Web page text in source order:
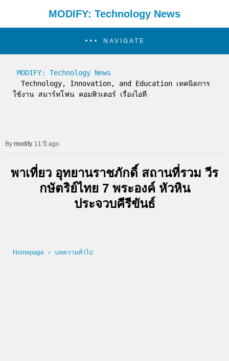
MODIFY: Technology News
NAVIGATE
MODIFY: Technology News
ใช้งาน สมาร์ทโฟน คอมพิวเตอร์ เรื่องไอที
modify 11 ปี ago
พาเที่ยว อุทยานราชภักดิ์ สถานที่รวม วีร
กษัตริย์ไทย 7 พระองค์ หัวหิน
ประจวบคีรีขันธ์
Homepage บทความทั่วไป